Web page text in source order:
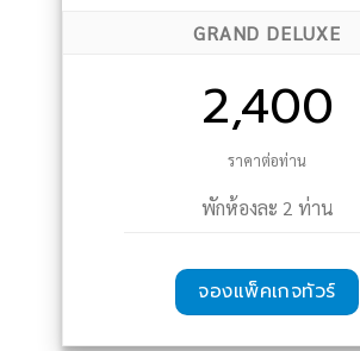
GRAND DELUXE
2,400
ราคาต่อท่าน
พักห้องละ 2 ท่าน
จองแพ็คเกจทัวร์